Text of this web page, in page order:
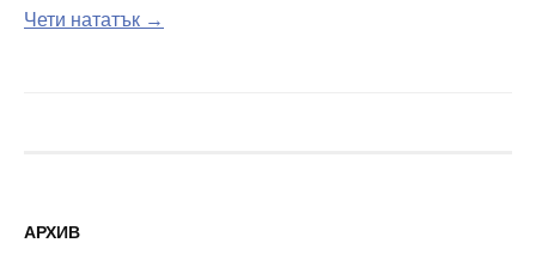
Чети нататък →
АРХИВ